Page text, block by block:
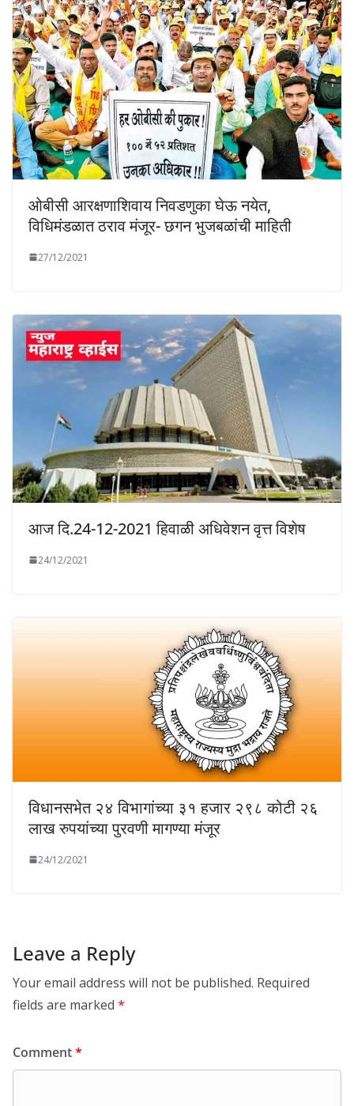
ओबीसी आरक्षणाशिवाय निवडणुका घेऊ नयेत,
विधिमंडळात ठराव मंजूर- छगन भुजबळांची माहिती
27/12/2021
आज दि.24-12-2021 हिवाळी अधिवेशन वृत्त विशेष
24/12/2021
विधानसभेत २४ विभागांच्या ३१ हजार २९८ कोटी २६
लाख रुपयांच्या पुरवणी मागण्या मंजूर
24/12/2021
Leave a Reply
Your email address will not be published. Required
fields are marked *
Comment*